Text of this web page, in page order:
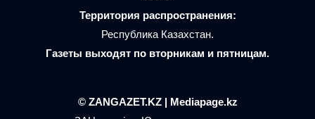
Территория распространения:
Республика Казахстан.
Газеты выходят по вторникам и пятницам.
© ZANGAZET.KZ | Mediapage.kz